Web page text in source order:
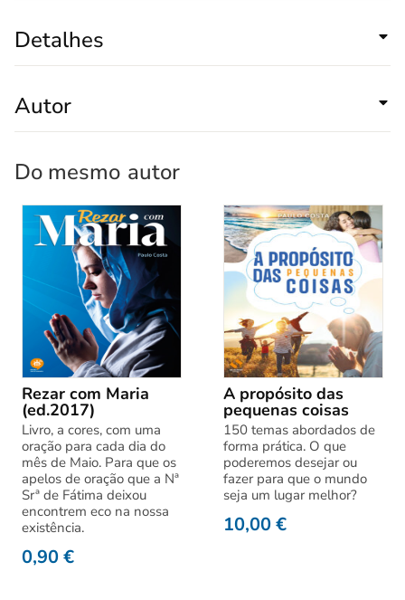
Detalhes
Autor
Do mesmo autor
Rezar com Maria
(ed.2017)
Livro, a cores, com uma
oração para cada dia do
mês de Maio. Para que os
apelos de oração que a Nª
Srª de Fátima deixou
encontrem eco na nossa
existência.
0,90€
A propósito das
pequenas coisas
150 temas abordados de
forma prática. O que
poderemos desejar ou
fazer para que o mundo
seja um lugar melhor?
10,00€